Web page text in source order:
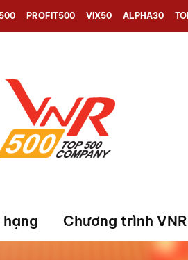
PROFIT500 VIX50 ALPHA30
hạng Chương trình